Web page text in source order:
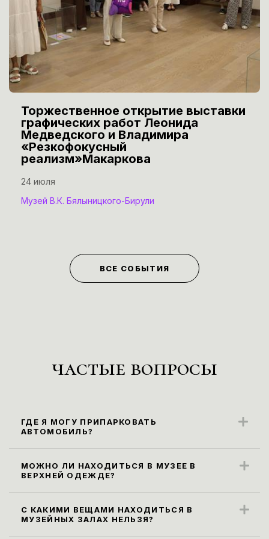
Торжественное открытие выставки
графических работ Леонида
Медведского и Владимира
«Резкофокусный
реализм»Макаркова
24 июля
Музей В.К. Бялыницкого-Бирули
ВСЕ СОБЫТИЯ
частые вопросы
ГДЕ Я МОГУ ПРИПАРКОВАТЬ
АВТОМОБИЛЬ?
находятся вдоль ул. Карла Маркса
(парковка платная).
МОЖНО ЛИ НАХОДИТЬСЯ В МУЗЕЕ В
ВЕРХНЕЙ ОДЕЖДЕ?
предусматривают посещение экспозиции
в верхней одежде. Ее необходимо
С КАКИМИ ВЕЩАМИ НАХОДИТЬСЯ В
МУЗЕЙНЫХ ЗАЛАХ НЕЛЬЗЯ?